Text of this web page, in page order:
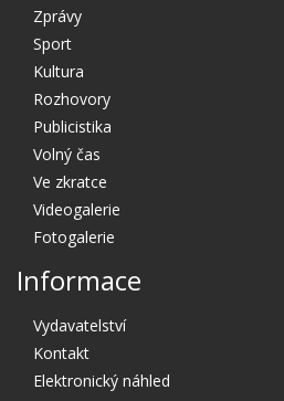
Zprávy
Sport
Kultura
Rozhovory
Publicistika
Volný čas
Ve zkratce
Videogalerie
Fotogalerie
Informace
Vydavatelství
Kontakt
Elektronický náhled